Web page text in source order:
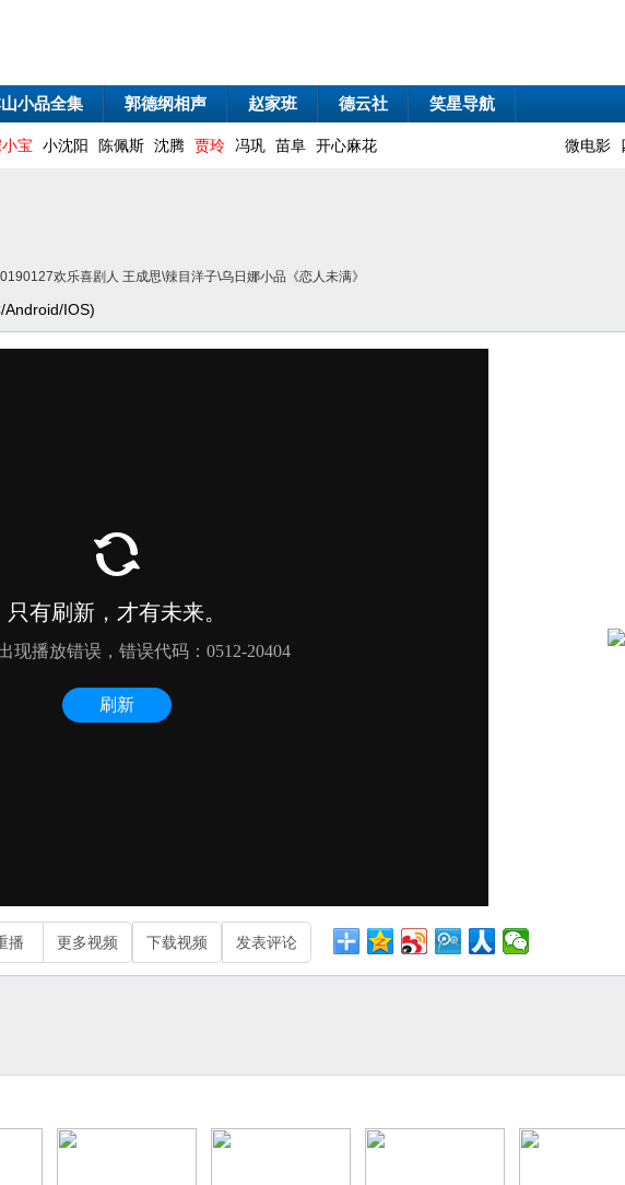
小品全集 郭德纲相声 赵家班 德云社 笑星导航
宝 小沈阳 陈佩斯 沈腾 贾玲 冯巩 苗阜 开心麻花 微电影
欢乐喜剧人 王成思\辣目洋子\乌日娜小品《恋人未满》
Android/IOS)
播 更多视频 下载视频 发表评论